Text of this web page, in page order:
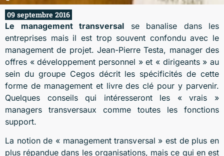
09 septembre 2016
Le management transversal se banalise dans les
entreprises mais il est trop souvent confondu avec le
management de projet. Jean-Pierre Testa, manager des
offres « développement personnel » et « dirigeants » au
sein du groupe Cegos décrit les spécificités de cette
forme de management et livre des clé pour y parvenir.
Quelques conseils qui intéresseront les « vrais »
managers transversaux comme toutes les fonctions
support.
La notion de « management transversal » est de plus en
plus répandue dans les organisations, mais ce qui en est